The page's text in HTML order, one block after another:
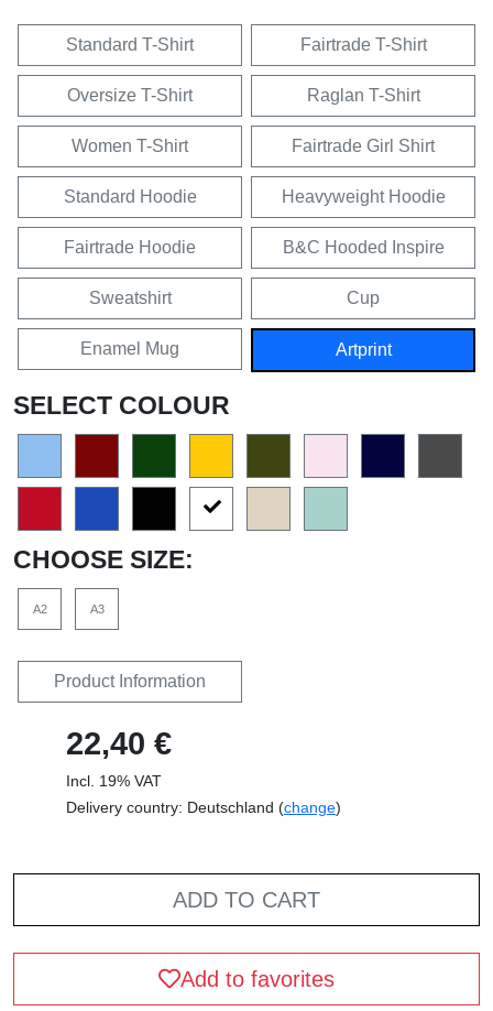
Standard T-Shirt Fairtrade T-Shirt
Oversize T-Shirt Raglan T-Shirt
Women T-Shirt Fairtrade Girl Shirt
Standard Hoodie Heavyweight Hoodie
Fairtrade Hoodie B&C Hooded Inspire
Sweatshirt Cup
Enamel Mug Artprint
SELECT COLOUR
CHOOSE SIZE:
A2 A3
Product Information
22,40 €
Incl. 19% VAT
Delivery country: Deutschland (change)
ADD TO CART
Add to favorites